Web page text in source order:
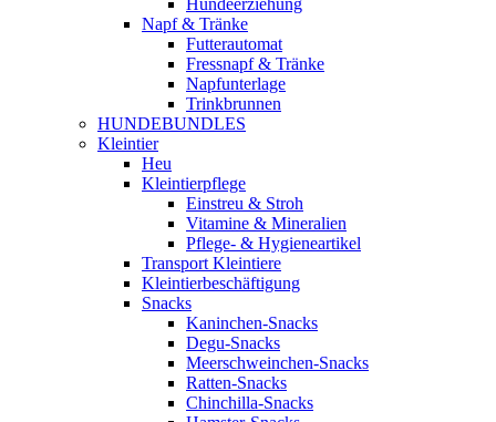
Hundeerziehung
Napf & Tränke
Futterautomat
Fressnapf & Tränke
Napfunterlage
Trinkbrunnen
HUNDEBUNDLES
Kleintier
Heu
Kleintierpflege
Einstreu & Stroh
Vitamine & Mineralien
Pflege- & Hygieneartikel
Transport Kleintiere
Kleintierbeschäftigung
Snacks
Kaninchen-Snacks
Degu-Snacks
Meerschweinchen-Snacks
Ratten-Snacks
Chinchilla-Snacks